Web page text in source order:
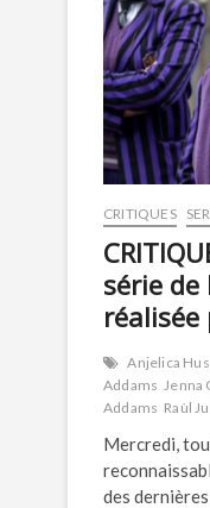
CRITIQUES
série
Anjelica
Addams Jenna
Addams Raùl
Mercredi,
des